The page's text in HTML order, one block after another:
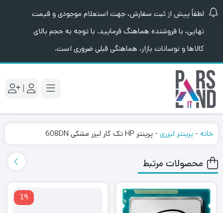
لطفاً پیش از ثبت سفارش، جهت استعلام موجودی و قیمت
نهایی، با فروشنده هماهنگ فرمایید. با توجه به حجم بالای
کالاها و نوسانات بازار، هماهنگی قبلی ضروری است.
|
خانه - پرینتر لیزری - پرینتر HP تک کار لیزر مشکی 608DN
محصولات مرتبط
٪9